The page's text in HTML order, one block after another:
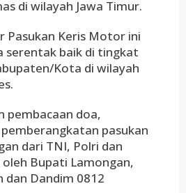
di wilayah Jawa Timur.
Pasukan Keris Motor ini
serentak baik di tingkat
Kota di wilayah
pembacaan doa,
pasukan
dari TNI, Polri dan
Bupati Lamongan,
dan Dandim 0812